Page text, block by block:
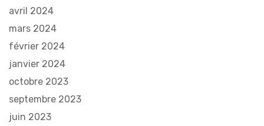
avril 2024
mars 2024
février 2024
janvier 2024
octobre 2023
septembre 2023
juin 2023